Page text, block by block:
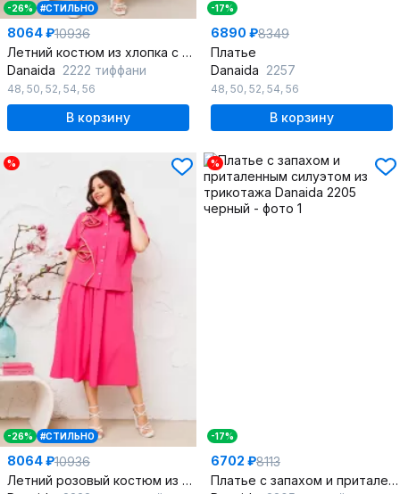
-26% #СТИЛЬНО
8064 ₽10936
Летний костюм из хлопка с юбкой и блузкой на каждый день
Danaida 2222 тиффани
48, 50, 52, 54, 56
В корзину
-17%
6890 ₽8349
Платье
Danaida 2257
48, 50, 52, 54, 56
В корзину
%
-26% #СТИЛЬНО
8064 ₽10936
Летний розовый костюм из хлопка с блузкой и юбкой
%
-17%
6702 ₽8113
Платье с запахом и приталенным силуэтом из трикотажа